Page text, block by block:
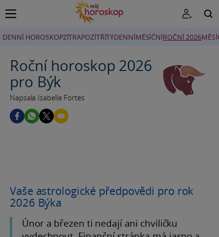
DENNÍ HOROSKOPZÍTRAPOZÍTŘÍTÝDENNÍMĚSÍČNÍROČNÍ 2026
Roční horoskop 2026
pro Býk
Napsala Isabelle Fortes
Vaše astrologické předpovědi pro rok
2026 Býka
Únor a březen ti nedají ani chviličku